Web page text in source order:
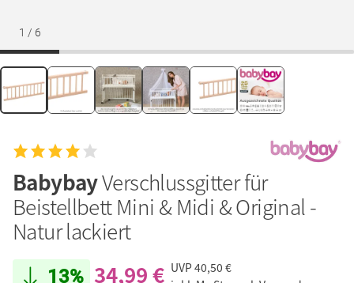
1 / 6
BabybayVerschlussgitter für
Beistellbett Mini & Midi & Original -
Natur lackiert
13% 34,99 € UVP40,50 €